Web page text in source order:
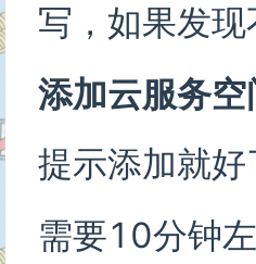
写，如果发
添加云服务空
提示添加就好
需要10分钟